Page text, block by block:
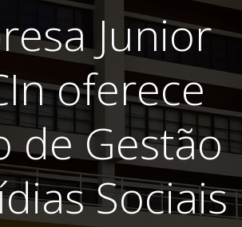
Junior
oferece
de Gestão
Sociais